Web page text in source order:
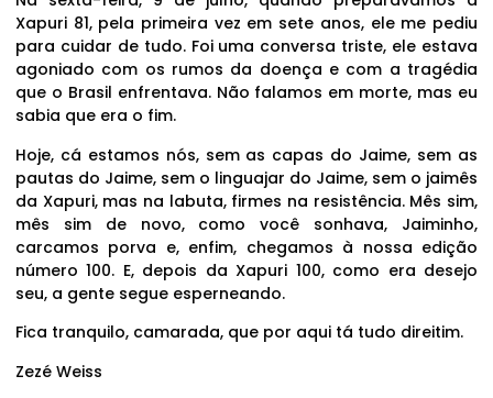
Xapuri 81, pela primeira vez em sete anos, ele me pediu
para cuidar de tudo. Foi uma conversa triste, ele estava
agoniado com os rumos da doença e com a tragédia
que o Brasil enfrentava. Não falamos em morte, mas eu
sabia que era o fim.
Hoje, cá estamos nós, sem as capas do Jaime, sem as
pautas do Jaime, sem o linguajar do Jaime, sem o jaimês
da Xapuri, mas na labuta, firmes na resistência. Mês sim,
mês sim de novo, como você sonhava, Jaiminho,
carcamos porva e, enfim, chegamos à nossa edição
número 100. E, depois da Xapuri 100, como era desejo
seu, a gente segue esperneando.
Fica tranquilo, camarada, que por aqui tá tudo direitim.
Zezé Weiss